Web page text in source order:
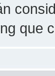
que